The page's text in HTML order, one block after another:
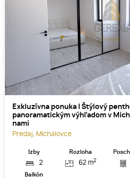
Exkluzívna ponuka | Štýlový
panoramatickým výhľadom v
nami
Predaj, Michalovce
Izby
2
Rozloha
62 m2
Balkón